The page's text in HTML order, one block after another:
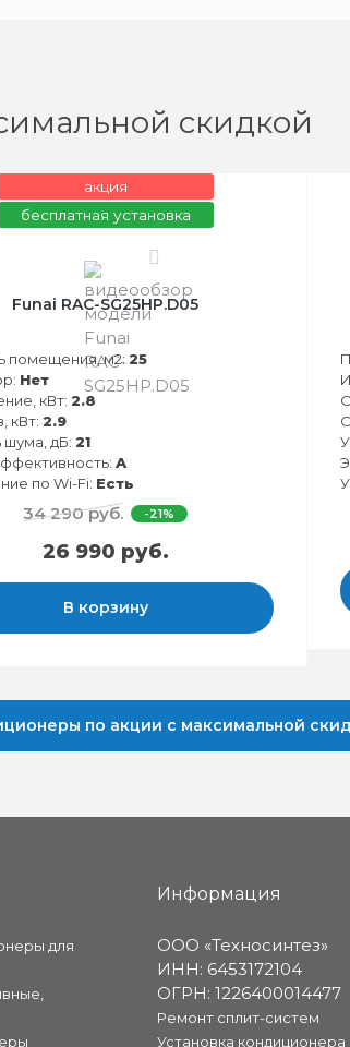
скидкой
акция
бесплатная установка
0
Funai RAC-SG25HP.D05
помещения, м2:25
Нет
кВт: 2.8
кВт: 2.9
дБ: 21
A
по Wi-Fi: Есть
34 290 руб. -21%
26 990 руб.
В корзину
по акции с максимальной
для
Информация
ООО «Техносинтез»
ИНН: 6453172104
ОГРН: 1226400014477
Ремонт сплит-систем
Установка кондиционера